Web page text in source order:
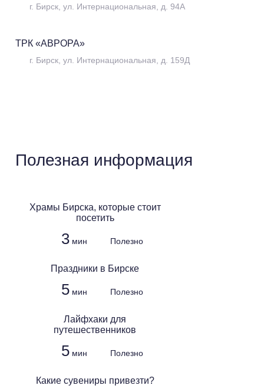
Развлечения
г. Бирск, ул. Интернациональная, д. 94А
Развлечения
ТРК «АВРОРА»
г. Бирск, ул. Интернациональная, д. 159Д
Полезная информация
Храмы Бирска, которые стоит
посетить
3 мин Полезно
Праздники в Бирске
5 мин Полезно
Лайфхаки для
путешественников
5 мин Полезно
Какие сувениры привезти?